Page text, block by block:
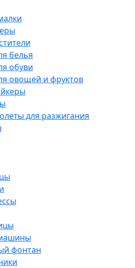
белья
обуви
овощей и фруктов
для разжигания
фонтан